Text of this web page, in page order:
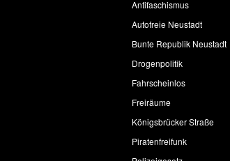
Antifaschismus
Autofreie Neustadt
Bunte Republik Neustadt
Drogenpolitik
Fahrscheinlos
Freiräume
Königsbrücker Straße
Piratenfreifunk